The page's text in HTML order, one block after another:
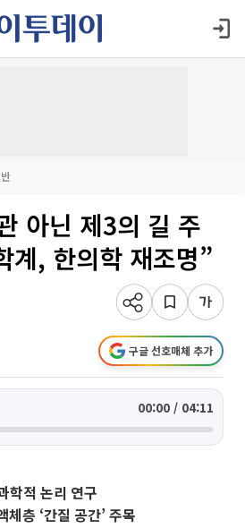
아닌 제3의 길 주
, 한의학 재조명”
구글 선호매체 추가
00:00 / 04:11
학적 논리 연구
층 ‘간질 공간’ 주목